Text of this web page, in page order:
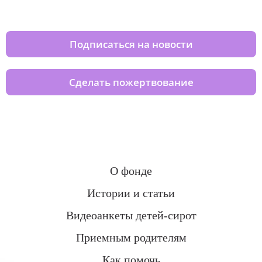
Подписаться на новости
Сделать пожертвование
О фонде
Истории и статьи
Видеоанкеты детей-сирот
Приемным родителям